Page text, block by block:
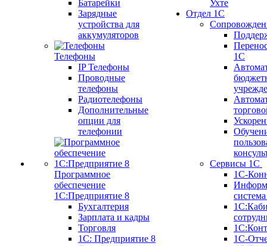
Батарейки
Зарядные
устройства для
аккумуляторов
Телефоны
IP Телефоны
Проводные
телефоны
Радиотелефоны
Дополнительные
опции для
телефонии
Программное
обеспечение
1С:Предприятие 8
Бухгалтерия
Зарплата и кадры
Торговля
1C: Предприятие 8
Ухте
Отдел 1С
1С
Сервисы 1С
1С-
1С-